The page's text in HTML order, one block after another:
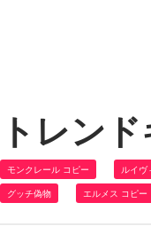
トレン
モンクレール コピー ルイヴ
グッチ偽物 エルメス コピー